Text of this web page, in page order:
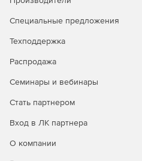
Специальные предложения
Техподдержка
Распродажа
Семинары и вебинары
Стать партнером
Вход в ЛК партнера
О компании